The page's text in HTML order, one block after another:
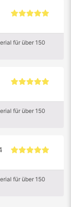
für über 150
für über 150
für über 150